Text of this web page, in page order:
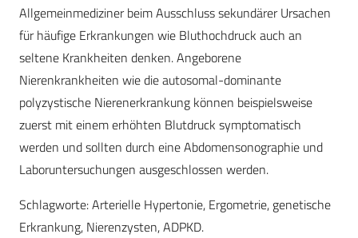
Allgemeinmediziner beim Ausschluss sekundärer Ursachen
für häufige Erkrankungen wie Bluthochdruck auch an
seltene Krankheiten denken. Angeborene
Nierenkrankheiten wie die autosomal-dominante
polyzystische Nierenerkrankung können beispielsweise
zuerst mit einem erhöhten Blutdruck symptomatisch
werden und sollten durch eine Abdomensonographie und
Laboruntersuchungen ausgeschlossen werden.
Schlagworte: Arterielle Hypertonie, Ergometrie, genetische
Erkrankung, Nierenzysten, ADPKD.